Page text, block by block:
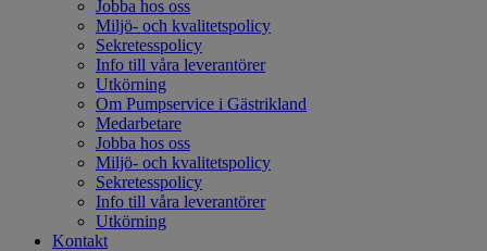
Jobba hos oss
Miljö- och kvalitetspolicy
Sekretesspolicy
Info till våra leverantörer
Utkörning
Om Pumpservice i Gästrikland
Medarbetare
Jobba hos oss
Miljö- och kvalitetspolicy
Sekretesspolicy
Info till våra leverantörer
Utkörning
Kontakt